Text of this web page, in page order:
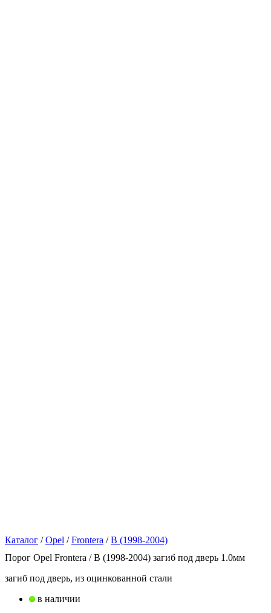
Каталог /Opel /Frontera /B (1998-2004)
Порог Opel Frontera / B (1998-2004) загиб под дверь 1.0мм
загиб под дверь, из оцинкованной стали
в наличии